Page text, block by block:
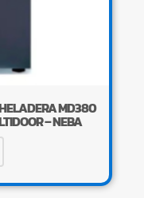
HELADERA MD380
– NEBA